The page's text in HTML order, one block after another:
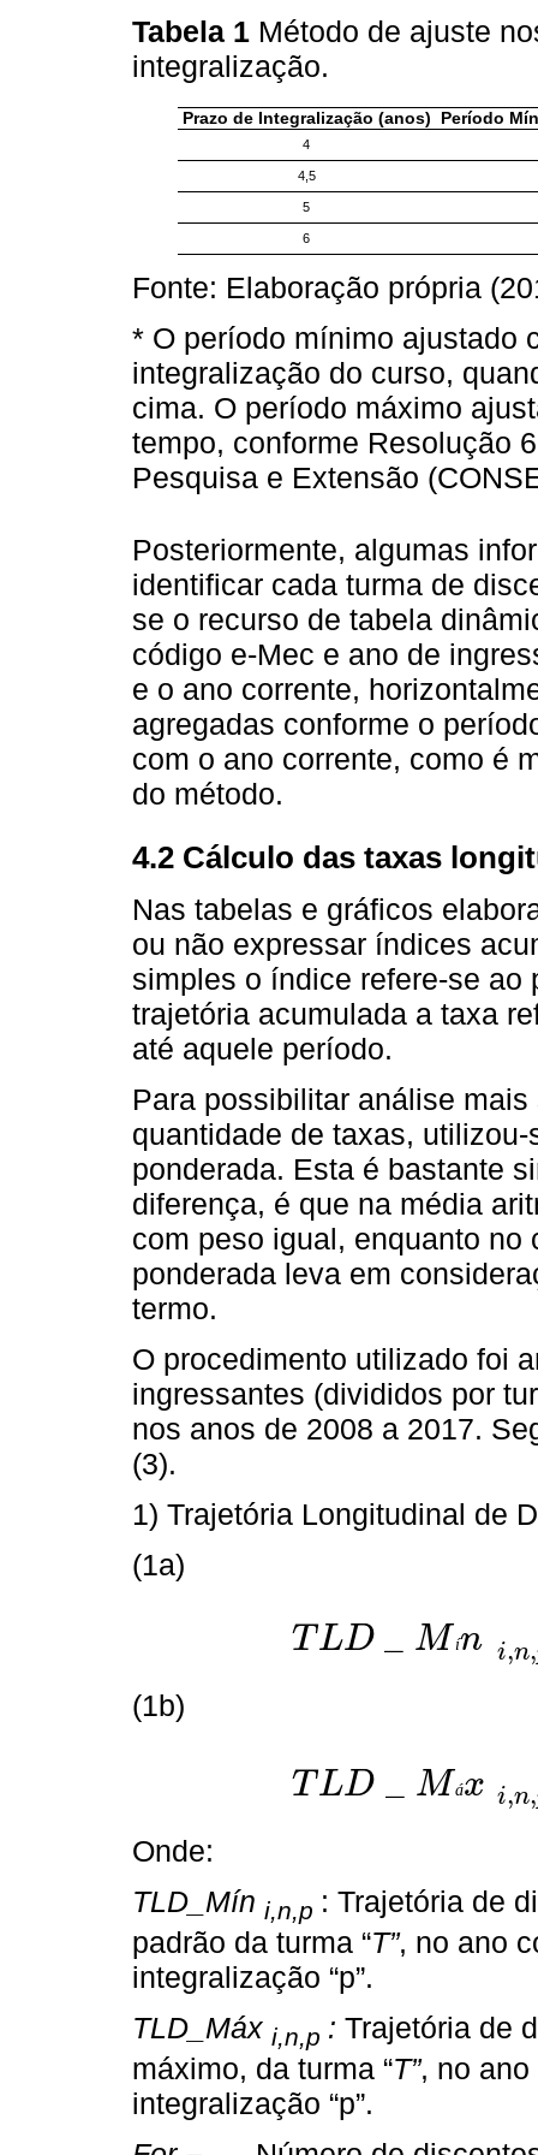
Tabela 1 Método de ajuste
integralização.
Prazo de Integralização (anos) Período
4
4,5
5
6
Fonte: Elaboração própria
* O período mínimo ajustado
integralização do curso,
cima. O período máximo
tempo, conforme Resolução
Pesquisa e Extensão
Posteriormente, algumas
identificar cada turma de
se o recurso de tabela
código e-Mec e ano de
e o ano corrente,
agregadas conforme o
com o ano corrente, como é
do método.
4.2 Cálculo das taxas
Nas tabelas e gráficos
ou não expressar índices
simples o índice refere-se ao
trajetória acumulada a taxa
até aquele período.
Para possibilitar análise
quantidade de taxas,
ponderada. Esta é bastante
diferença, é que na média
com peso igual, enquanto
ponderada leva em
termo.
O procedimento utilizado foi
ingressantes (divididos por
nos anos de 2008 a 2017.
(3).
1) Trajetória Longitudinal de
(1a)
T LD _ M ín i,n,
TL D_Míni,n ,p= ∑i=2008np Fo T,n
(1b)
T LD _ M áx i,n,
TL D_Máxi, ∑i=2008n1,5 pFo
Onde:
TLD_Mín i,n,p : Trajetória de
padrão da turma “T”, no ano
integralização “p”.
TLD_Máx i,n,p : Trajetória de
máximo, da turma “T”, no ano
integralização “p”.